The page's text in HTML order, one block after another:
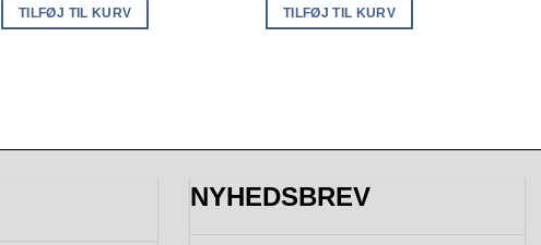
TILFØJ TIL KURV TILFØJ TIL KURV
NYHEDSBREV